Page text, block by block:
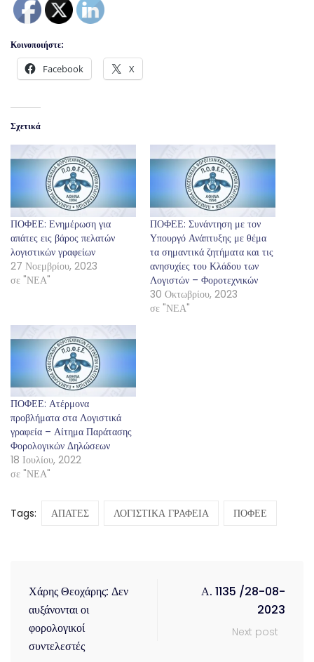
Κοινοποιήστε:
Facebook X
Σχετικά
ΠΟΦΕΕ: Ενημέρωση για
απάτες εις βάρος πελατών
λογιστικών γραφείων
27 Νοεμβρίου, 2023
σε "ΝΕΑ"
ΠΟΦΕΕ: Συνάντηση με τον
Υπουργό Ανάπτυξης με θέμα
τα σημαντικά ζητήματα και τις
ανησυχίες του Κλάδου των
Λογιστών – Φοροτεχνικών
30 Οκτωβρίου, 2023
σε "ΝΕΑ"
ΠΟΦΕΕ: Ατέρμονα
προβλήματα στα Λογιστικά
γραφεία – Αίτημα Παράτασης
Φορολογικών Δηλώσεων
18 Ιουλίου, 2022
σε "ΝΕΑ"
Tags: ΑΠΑΤΕΣ ΛΟΓΙΣΤΙΚΑ ΓΡΑΦΕΙΑ ΠΟΦΕΕ
Χάρης Θεοχάρης: Δεν
αυξάνονται οι
φορολογικοί
συντελεστές
Α. 1135 /28-08-
2023
Next post